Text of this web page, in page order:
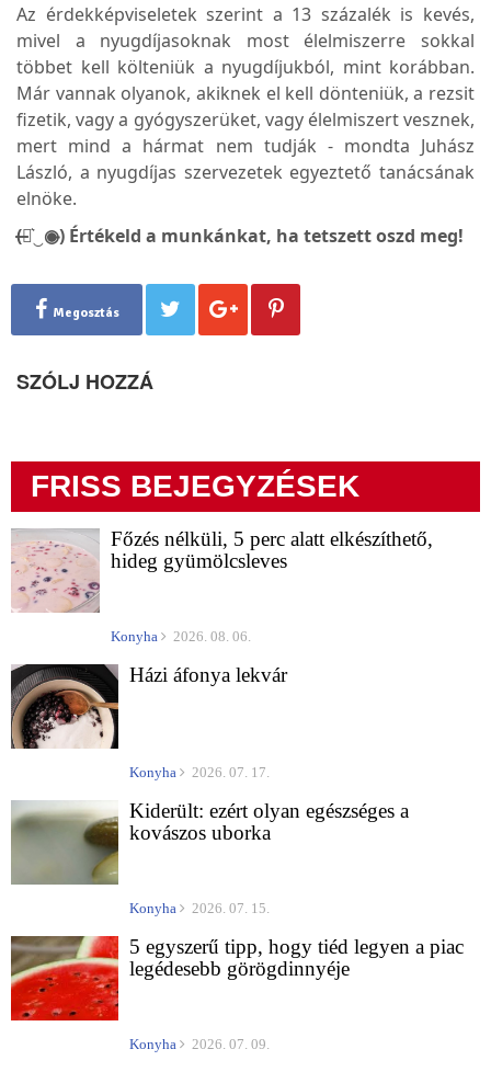
Az érdekképviseletek szerint a 13 százalék is kevés,
mivel a nyugdíjasoknak most élelmiszerre sokkal
többet kell költeniük a nyugdíjukból, mint korábban.
Már vannak olyanok, akiknek el kell dönteniük, a rezsit
fizetik, vagy a gyógyszerüket, vagy élelmiszert vesznek,
mert mind a hármat nem tudják - mondta Juhász
László, a nyugdíjas szervezetek egyeztető tanácsának
elnöke.
(̶◉͛‿◉̶) Értékeld a munkánkat, ha tetszett oszd meg!
Megosztás
SZÓLJ HOZZÁ
FRISS BEJEGYZÉSEK
Főzés nélküli, 5 perc alatt elkészíthető,
hideg gyümölcsleves
Konyha 2026. 08. 06.
Házi áfonya lekvár
Konyha 2026. 07. 17.
Kiderült: ezért olyan egészséges a
kovászos uborka
Konyha 2026. 07. 15.
5 egyszerű tipp, hogy tiéd legyen a piac
legédesebb görögdinnyéje
Konyha 2026. 07. 09.